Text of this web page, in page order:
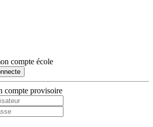
compte école
compte provisoire